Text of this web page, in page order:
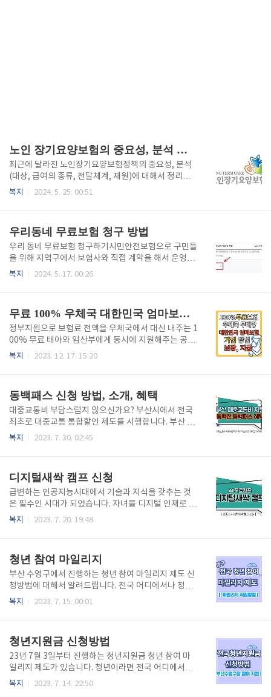
노인 장기요양보험의 중요성, 분석 편 <최신>
최근에 달라진 노인장기요양보험정책의 중요성, 분석
(대상, 급여의 종류, 전달체계, 재원)에 대해서 정리하
였습니다. 노인 장기 요양보험정책의 중요성(1) 고령화
인복지 정책의 필요성을 높이고 있습니다.(2) 돌봄 부담
경감가족이 노인을 돌보는 데 따르는 신체적, 정신적,
경제적 부담을 줄여줍니다. 전문적인 요양 서비스를 제
공함으로써 가족 구성원들이 자신의 삶을 더욱 윤택하
게 누릴 수 있도록 돕습니다.(3) 노인의 삶의 질 향상노
니다. 이는 노인들의..
복지 2024. 5. 25. 00:51
우리동네 무료보험 청구 방법
우리 동네 무료보험 청구하기시민안전보험으로 구민들
을 위해 지역구에서 보험사와 직접 계약을 해서 운영하
는 시민보험입니다. 실제 시내버스 이용중 급회전을 돌
수 있도록 빠르게 도와주는 우리동네 무료보험 시민안
전 보험의 조건은 다음과 같습니다. 💸 가입대상 : 현재
지역구내 주민등록을 둔 모든 시민 (정식 등록된 외국인
포함)💸 보험적용기간: 2024.01.01~2024.12.31 ( 매
년 자동 갱신)💸 보험 적용 나이 : 나이 제한은 없으며 1
복지 2024. 5. 17. 00:26
무료 100% 우체국 대한민국 엄마보험 가입 방법, 보장, 지급
정부지원으로 보험료 전액을 우체국에서 대신 내주는 1
00% 무료 태아와 임산부에게 동시에 지원해주는 공익
보험 우체국 대한민국 엄마보험 가입방법, 가입 조건 및
10년간 무료보장 받으시길 바랍니다. 목차 100% 정부
지원 무료 우체국 대한민국 엄마보험 가입 하기 2023
년 11월 말에 출시된 우체국 공익보험인 우체국 대한민
국 엄마보험은 결혼평균연령이 올라간 동시에 산모들
의 연령또한 올라갔기에 발생할 수 있는 임산부 임신질
부담하기에 무료로 제공되는 공..
복지 2023. 12. 17. 15:20
동백패스 신청 방법, 소개, 혜택
대중교통비 부담스럽지 않으신가요? 부산시에서 전국
최초로 대중교통 통합할인 제도를 시행합니다. 부산 동
백전 동백팩스 신청방법,소개, 혜택에 대해서 자세하게
소개 부산은행 동백전 후불교통기능이 있는 카.드.로 현
재 8월 1일부터 지원하게 된 대중교통비 지원제도입니
다. 동백패스 신청하는 방법은 아래 링크를 따라 자세하
게 따라하실 수 있습니다. 동백전 동백패스 신청 따라
하기 동백패스 서비스 대상 조건 1) 본인 명의로 된 스
세 이상으로 ..
복지 2023. 7. 30. 02:45
디지털새싹 캠프 신청
급변하는 인공지능시대에서 기술과 지식을 갖추는 것
은 필수인 시대가 되었습니다. 자녀를 디지털 인재로 키
워 이 시대에 꼭 필요한 인재로 만들어줄 기회. 이번 방
776개가 기다리고 있습니다. 디지털새싹 캠프 지금 바
로 신청하세요. 목차 디지털새싹 캠프이란? 2022년 겨
울방학 때 선보인 디지털새싹 캠프는 전국 초·중·고등
학생들을 위한 인공지능 관련 체험형 캠프입니다. 이번
AI 무료캠프는 학생들에게 소프트웨어와 AI의 새로운
공하는 것을 특징입니다. 디..
복지 2023. 7. 20. 19:48
청년 참여 마일리지
부산 수영구에서 진행하는 청년 참여 마일리지 제도 신
청방법에 대해서 알려드립니다. 전국 어디에서나 청년
지원금으로 신청이 가능합니다. 회원가입만 해도 3만원
지 신청하는 방법 전국 청년지원금을 받을 수 있는 방법
은 아래글을 통해 자세하게 설명되어 있습니다. 예산 소
지시 조기 종료 될 수 있으므로 바로 확인하셔서 신청하
시길 바랍니다. 회원가입만 해도 3만 포인트(3만 원),
최대 10만 원까지 받을 수 있는 기회 놓치지 마세요. 청
복지 2023. 7. 15. 00:01
청년지원금 신청방법
23년 7월 3일부터 진행하는 청년지원금 청년 참여 마
일리지 제도가 있습니다. 청년이라면 전국 어디에서나
부산 수영구정에 참여하고 마일리지(인센티브)를 받을
복지 2023. 7. 14. 22:50